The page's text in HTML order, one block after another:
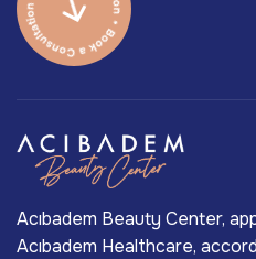
Acıbadem Beauty Center,
Acıbadem Healthcare,